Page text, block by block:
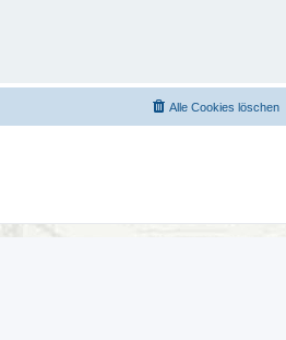
Alle Cookies löschen